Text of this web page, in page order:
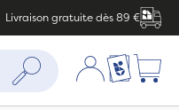
Livraison gratuite dès 89 €
Rechercher Mon compte
Ma liste